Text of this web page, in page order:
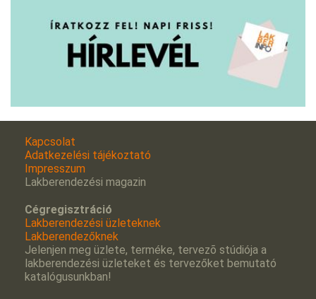
Kapcsolat
Adatkezelési tájékoztató
Impresszum
Lakberendezési magazin
Cégregisztráció
Lakberendezési üzleteknek
Lakberendezőknek
Jelenjen meg üzlete, terméke, tervezõ stúdiója a
lakberendezési üzleteket és tervezőket bemutató
katalógusunkban!